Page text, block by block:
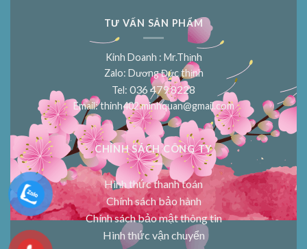
TƯ VẤN SẢN PHẨM
Kinh Doanh : Mr.Thịnh
Zalo: Dương Đức thịnh
Tel: 036 479 8228
Email:thinh402.minhquan@gmail.com
CHÍNH SÁCH CÔNG TY
Hình thức thanh toán
Chính sách bảo hành
Chính sách bảo mật thông tin
Hình thức vận chuyển